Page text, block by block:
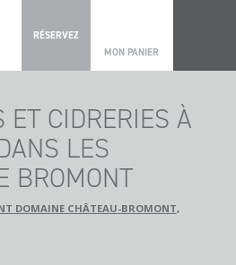
RÉSERVEZ
MON PANIER
ET CIDRERIES À
LES
BROMONT
DOMAINE CHÂTEAU-BROMONT,